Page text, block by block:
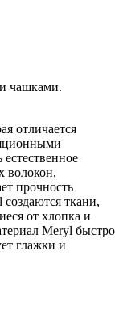
чашками.
отличается
волокон,
прочность
ткани,
от хлопка и
Meryl быстро
глажки и